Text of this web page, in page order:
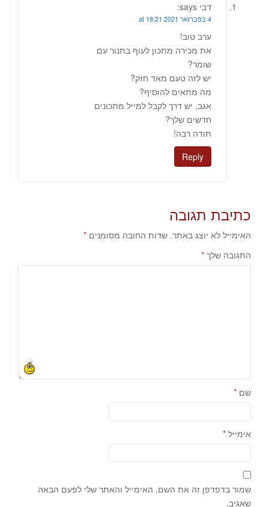
דבי says:
4 בפברואר 2021 at 18:21
ערב טוב!
את מכירה מתכון לעוף בתנור עם
שומר?
יש לזה טעם מאד חזק?
מה מתאים להוסיף?
אגב, יש דרך לקבל למייל מתכונים
חדשים שלך?
תודה רבה!
Reply
כתיבת תגובה
האימייל לא יוצג באתר. שדות החובה מסומנים *
התגובה שלך *
שם *
אימייל *
שמור בדפדפן זה את השם, האימייל והאתר שלי לפעם הבאה
שאגיב.